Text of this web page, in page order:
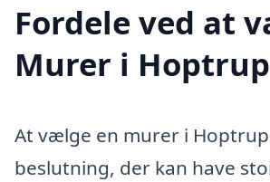
Fordele ved at
Murer i Hoptrup
At vælge en murer i
beslutning, der kan have